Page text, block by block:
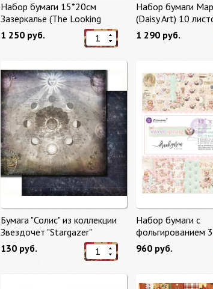
Набор бумаги 15*20см
Зазеркалье (The Looking
Glass) 27 листов от 49 Market
1 250 руб.
Набор бумаги
(Daisy Art) 10
от Stamperia
1 290 руб.
Бумага "Солис" из коллекции
Звездочет "Stargazer"
130 руб.
Набор бумаги с
фольгированием
Сладкая весна
8 листов Prima
960 руб.